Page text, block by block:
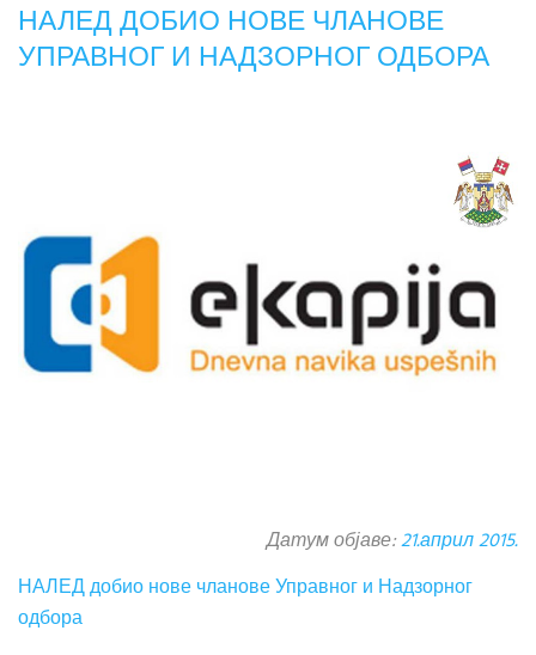
НАЛЕД ДОБИО НОВЕ ЧЛАНОВЕ
УПРАВНОГ И НАДЗОРНОГ ОДБОРА
Датум објаве:21.април 2015.
НАЛЕД добио нове чланове Управног и Надзорног
одбора